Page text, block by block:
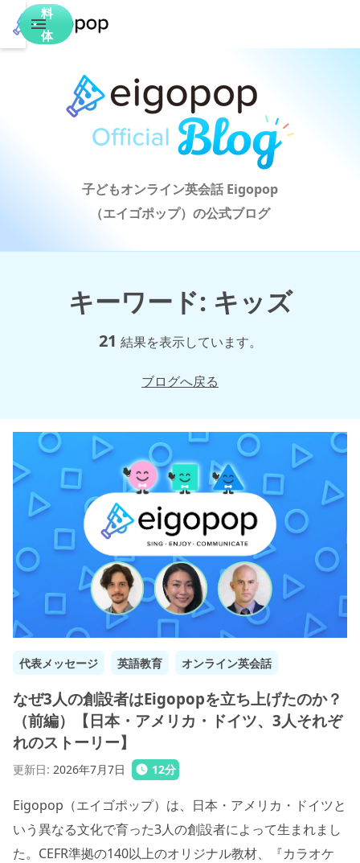
料
体
子どもオンライン英会話 Eigopop
（エイゴポップ）の公式ブログ
キーワード: キッズ
21 結果を表示しています。
ブログへ戻る
代表メッセージ 英語教育 オンライン英会話
なぜ3人の創設者はEigopopを立ち上げたのか？
（前編）【日本・アメリカ・ドイツ、3人それぞ
れのストーリー】
更新日: 2026年7月7日 12分
Eigopop（エイゴポップ）は、日本・アメリカ・ドイツと
いう異なる文化で育った3人の創設者によって生まれまし
た。CEFR準拠の140以上のオリジナル教材、『カラオケ